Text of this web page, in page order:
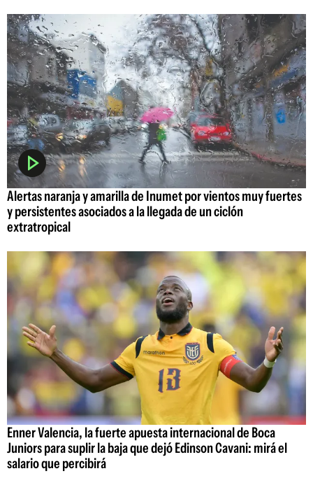
Alertas naranja y amarilla de Inumet por vientos muy fuertes
y persistentes asociados a la llegada de un ciclón
extratropical
Enner Valencia, la fuerte apuesta internacional de Boca
Juniors para suplir la baja que dejó Edinson Cavani: mirá el
salario que percibirá